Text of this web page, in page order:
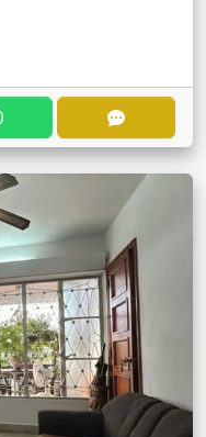
CONTACTAR POR